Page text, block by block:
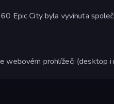
Epic City byla vyvinuta
webovém prohlížeči (desktop i